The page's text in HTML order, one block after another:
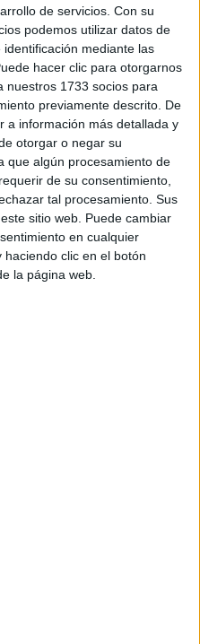
de servicios. Con su
podemos utilizar datos de
mediante las
hacer clic para otorgarnos
nuestros 1733 socios para
previamente descrito. De
a información más detallada y
otorgar o negar su
que algún procesamiento de
de su consentimiento,
tal procesamiento. Sus
sitio web. Puede cambiar
en cualquier
clic en el botón
la página web.
Leonesaeste
casa. Un equipo de
ala aficióncómo piensa
viajará a Leónpara
y entonces ya se verá